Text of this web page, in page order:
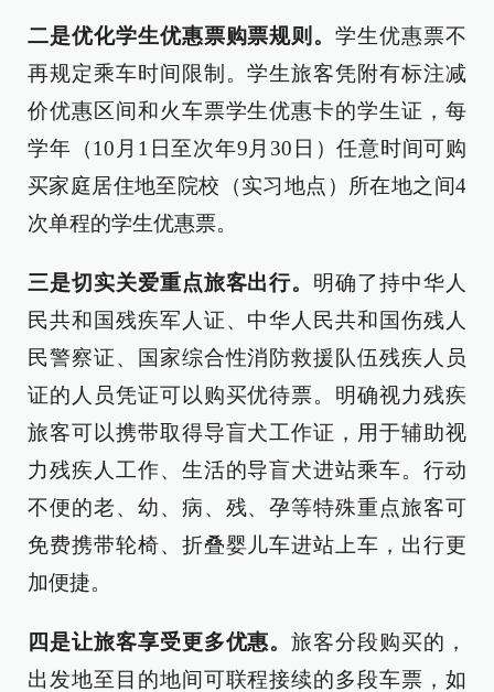
二是优化学生优惠票购票规则。学生优惠票不
再规定乘车时间限制。学生旅客凭附有标注减
价优惠区间和火车票学生优惠卡的学生证，每
学年（10月1日至次年9月30日）任意时间可购
买家庭居住地至院校（实习地点）所在地之间4
次单程的学生优惠票。
三是切实关爱重点旅客出行。 明确了持中华人
民共和国残疾军人证、中华人民共和国伤残人
民警察证、国家综合性消防救援队伍残疾人员
证的人员凭证可以购买优待票。明确视力残疾
旅客可以携带取得导盲犬工作证，用于辅助视
力残疾人工作、生活的导盲犬进站乘车。行动
不便的老、幼、病、残、孕等特殊重点旅客可
免费携带轮椅、折叠婴儿车进站上车，出行更
加便捷。
四是让旅客享受更多优惠。旅客分段购买的，
出发地至目的地间可联程接续的多段车票，如